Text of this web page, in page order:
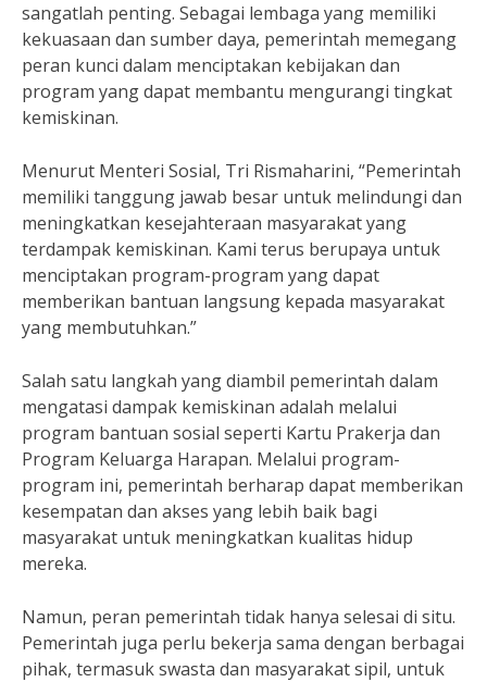
sangatlah penting. Sebagai lembaga yang memiliki
kekuasaan dan sumber daya, pemerintah memegang
peran kunci dalam menciptakan kebijakan dan
program yang dapat membantu mengurangi tingkat
kemiskinan.
Menurut Menteri Sosial, Tri Rismaharini, “Pemerintah
memiliki tanggung jawab besar untuk melindungi dan
meningkatkan kesejahteraan masyarakat yang
terdampak kemiskinan. Kami terus berupaya untuk
menciptakan program-program yang dapat
memberikan bantuan langsung kepada masyarakat
yang membutuhkan.”
Salah satu langkah yang diambil pemerintah dalam
mengatasi dampak kemiskinan adalah melalui
program bantuan sosial seperti Kartu Prakerja dan
Program Keluarga Harapan. Melalui program-
program ini, pemerintah berharap dapat memberikan
kesempatan dan akses yang lebih baik bagi
masyarakat untuk meningkatkan kualitas hidup
mereka.
Namun, peran pemerintah tidak hanya selesai di situ.
Pemerintah juga perlu bekerja sama dengan berbagai
pihak, termasuk swasta dan masyarakat sipil, untuk